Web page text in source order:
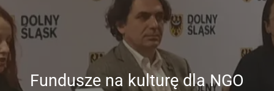
Fundusze na kulturę dla NGO